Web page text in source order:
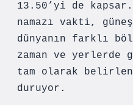
13.50’yi de
namazı vakti,
dünyanın farklı
zaman ve yerlerde
tam olarak
duruyor.